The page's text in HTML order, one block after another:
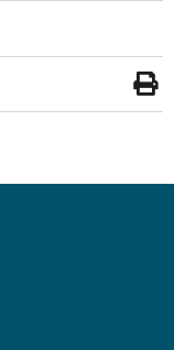
Skriv
ut